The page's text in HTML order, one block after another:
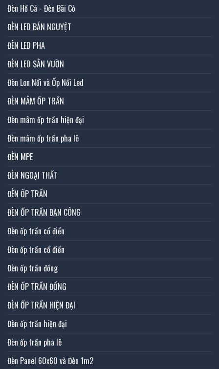
Đèn Hồ Cá - Đèn Bãi Cỏ
ĐÈN LED BÁN NGUYỆT
ĐÈN LED PHA
ĐÈN LED SÂN VƯỜN
Đèn Lon Nổi và Ốp Nổi Led
ĐÈN MÂM ỐP TRẦN
Đèn mâm ốp trần hiện đại
Đèn mâm ốp trần pha lê
ĐÈN MPE
ĐÈN NGOẠI THẤT
ĐÈN ỐP TRẦN
ĐÈN ỐP TRẦN BAN CÔNG
Đèn ốp trần cổ điển
Đèn ốp trần cổ điển
Đèn ốp trần đồng
ĐÈN ỐP TRẦN ĐỒNG
ĐÈN ỐP TRẦN HIỆN ĐẠI
Đèn ốp trần hiện đại
Đèn ốp trần pha lê
Đèn Panel 60x60 và Đèn 1m2